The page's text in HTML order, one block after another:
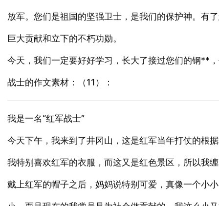
放军。您们是祖国的坚强卫士，是我们的保护神。有
巨大贡献和立下的不朽功勋。
今天，我们一定要好好学习，长大了接过您们的钢**
战士的作文素材：（11）：
我是一名“红军战士”
今天下午，我来到了井冈山，这是红军当年打仗的根
我特别喜欢红军的衣服，而这又是红色景区，所以我
戴上红军的帽子之后，妈妈说特别可爱，真像一个小